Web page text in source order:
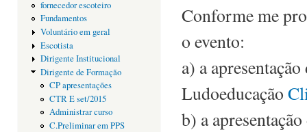
fornecedor escoteiro
Fundamentos
Voluntário em geral
Escotista
Dirigente Institucional
Dirigente de Formação
CP apresentações
CTR E set/2015
Administrar curso
C.Preliminar em PPS
Conforme me
o evento:
a) a
Ludoeducação
b) a